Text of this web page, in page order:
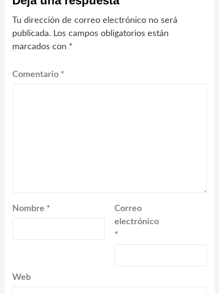
Tu dirección de correo electrónico no será
publicada. Los campos obligatorios están
marcados con *
Comentario *
Nombre *
Correo
electrónico
*
Web